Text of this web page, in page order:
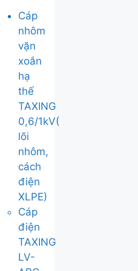
Cáp
nhôm
vặn
xoắn
hạ
thế
TAXING
0,6/1kV(
lõi
nhôm,
cách
điện
XLPE)
Cáp
điện
TAXING
LV-